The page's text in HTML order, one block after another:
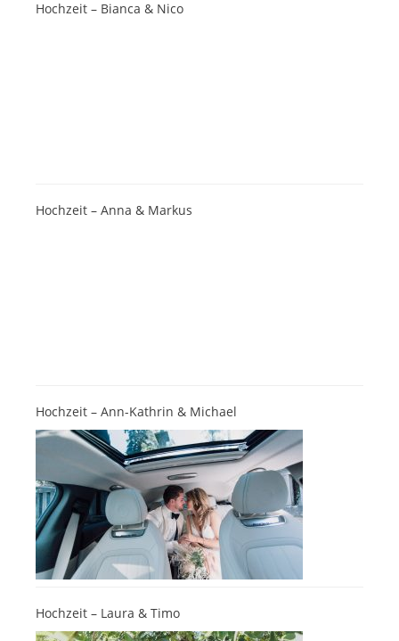
Hochzeit – Bianca & Nico
Hochzeit – Anna & Markus
Hochzeit – Ann-Kathrin & Michael
Hochzeit – Laura & Timo